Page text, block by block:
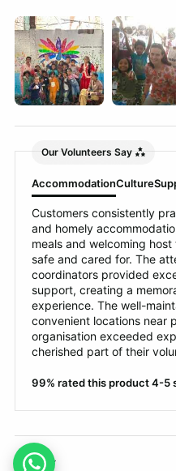
Our Volunteers Say
AccommodationCulture
Customers consistently
and homely
meals and welcoming
safe and cared for. The
coordinators provided
support, creating a
experience. The well-
convenient locations near
organisation exceeded
cherished part of their
99% rated this product 4-5
Sort